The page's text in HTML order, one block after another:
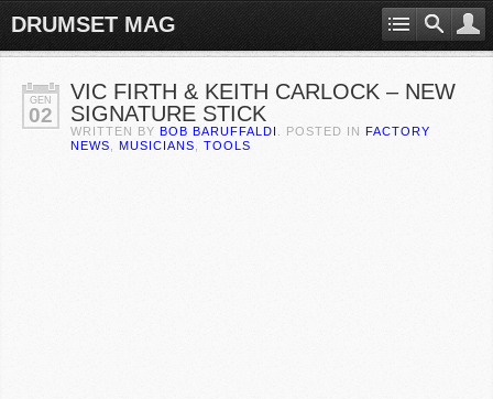
DRUMSET MAG
GEN
02
VIC FIRTH & KEITH CARLOCK – NEW
SIGNATURE STICK
WRITTEN BY BOB BARUFFALDI . POSTED IN FACTORY
NEWS
MUSICIANS TOOLS